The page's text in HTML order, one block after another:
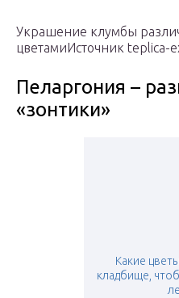
Украшение клумбы
цветамиИсточник teplica-
Пеларгония –
«зонтики»
Какие
кладбище,